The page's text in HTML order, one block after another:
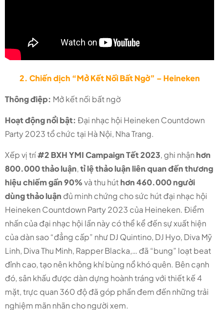
2. Chiến dịch “Mở Kết Nối Bất Ngờ” – Heineken
Thông điệp: Mở kết nối bất ngờ
Hoạt động nổi bật: Đại nhạc hội Heineken Countdown
Party 2023 tổ chức tại Hà Nội, Nha Trang.
Xếp vị trí#2 BXH YMI Campaign Tết 2023, ghi nhận hơn
800.000 thảo luận,tỉ lệ thảo luận liên quan đến thương
hiệu chiếm gần 90%và thu hút hơn 460.000 người
dùng thảo luận đủ minh chứng cho sức hút đại nhạc hội
Heineken Countdown Party 2023 của Heineken. Điểm
nhấn của đại nhạc hội lần này có thể kể đến sự xuất hiện
của dàn sao “đẳng cấp” như DJ Quintino, DJ Hyo, Diva Mỹ
Linh, Diva Thu Minh, Rapper Blacka,… đã “bung” loạt beat
đỉnh cao, tạo nên không khí bùng nổ khó quên. Bên cạnh
đó, sân khấu được dàn dựng hoành tráng với thiết kế 4
mặt, trực quan 360 độ đã góp phần đem đến những trải
nghiệm mãn nhãn cho người xem.